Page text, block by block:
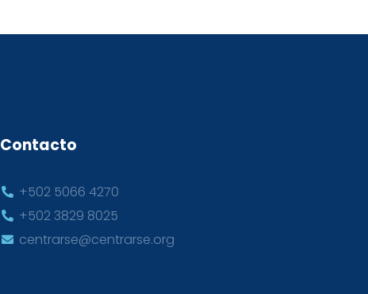
Contacto
+502 5066 4270
+502 3829 8025
centrarse@centrarse.org